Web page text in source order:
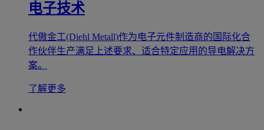
电子技术
代傲金工(Diehl Metall)作为电子元件制造商的国际化合
作伙伴生产满足上述要求、适合特定应用的导电解决方
案。
了解更多